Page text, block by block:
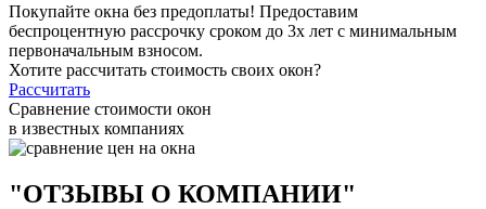
Покупайте окна без предоплаты! Предоставим
беспроцентную рассрочку сроком до 3х лет с минимальным
первоначальным взносом.
Хотите рассчитать стоимость своих окон?
Рассчитать
Сравнение стоимости окон
в известных компаниях
"ОТЗЫВЫ О КОМПАНИИ"